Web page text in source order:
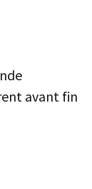
avant fin